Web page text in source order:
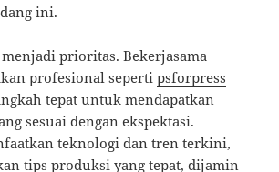
ini.
prioritas. Bekerjasama
profesional sepertipsforpress
tepat untuk mendapatkan
sesuai dengan ekspektasi.
teknologi dan tren terkini,
tips produksi yang tepat, dijamin